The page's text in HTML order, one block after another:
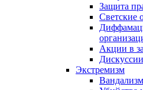
Защита
Светские
Акции в
Экстремизм
Вандализм